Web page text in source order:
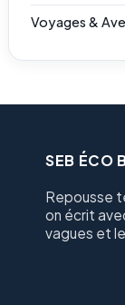
Voyages &
SEB ÉCO
Repousse
on écrit
vagues et